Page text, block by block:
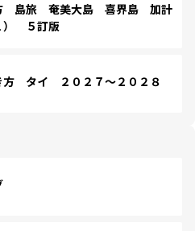
島旅 奄美大島 喜界島 加計
） ５訂版
方 タイ ２０２７～２０２８